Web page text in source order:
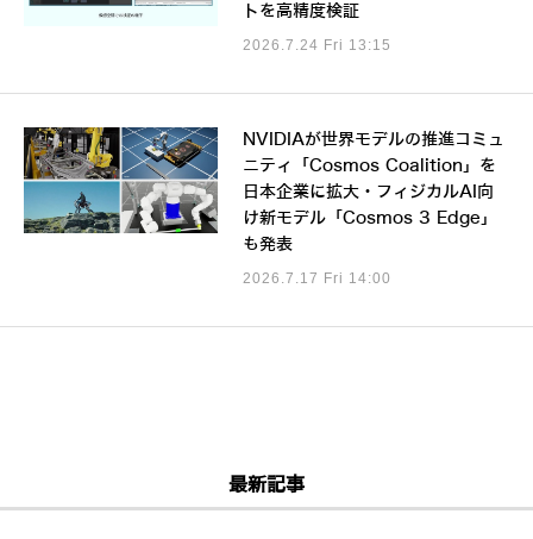
トを高精度検証
2026.7.24 Fri 13:15
NVIDIAが世界モデルの推進コミュ
ニティ「Cosmos Coalition」を
日本企業に拡大・フィジカルAI向
け新モデル「Cosmos 3 Edge」
も発表
2026.7.17 Fri 14:00
最新記事